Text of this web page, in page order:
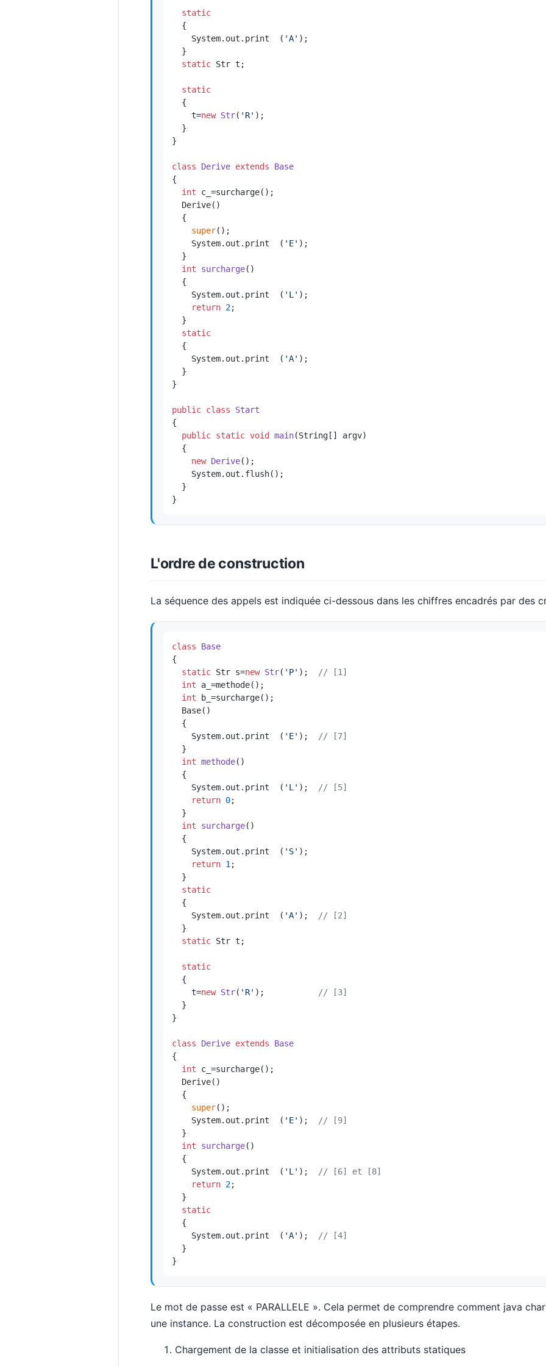
static
  {
    System.out.print  (
'A' );
  }
static Str t;
static
  {
    t=
new Str( 'R' );
  }
}
class Derive extends
Base
{
int c_=surcharge();
  Derive()
  {
super();
    System.out.print  (
'E' );
  }
int
surcharge()
  {
    System.out.print  (
'L' );
return 2;
  }
static
  {
    System.out.print  (
'A' );
  }
}
public class
Start
{
public static void main(String[] argv)
  {
new Derive();
    System.out.flush();
  }
}
L'ordre de construction
La séquence des appels est indiquée ci-dessous dans les chiffres encadrés par des
class
Base
{
static Str s=new Str( 'P' );
// [1]
int a_=methode();
int b_=surcharge();
  Base()
  {
    System.out.print  (
'E' );
// [7]
  }
int methode()
  {
    System.out.print  (
'L' );
// [5]
return 0;
  }
int
surcharge()
  {
    System.out.print  (
'S' );
return 1 ;
  }
static
  {
    System.out.print  (
'A' );
// [2]
  }
static Str t;
static
  {
    t=
new Str( 'R' );
// [3]
  }
}
class Derive extends
Base
{
int c_=surcharge();
  Derive()
  {
super();
    System.out.print  (
'E' );
// [9]
  }
int
surcharge()
  {
    System.out.print  (
'L' );
// [6] et [8]
return 2;
  }
static
  {
    System.out.print  (
'A' );
// [4]
  }
}
Le mot de passe est « PARALLELE ». Cela permet de comprendre comment java
une instance. La construction est décomposée en plusieurs étapes.
Chargement de la classe et initialisation des attributs statiques